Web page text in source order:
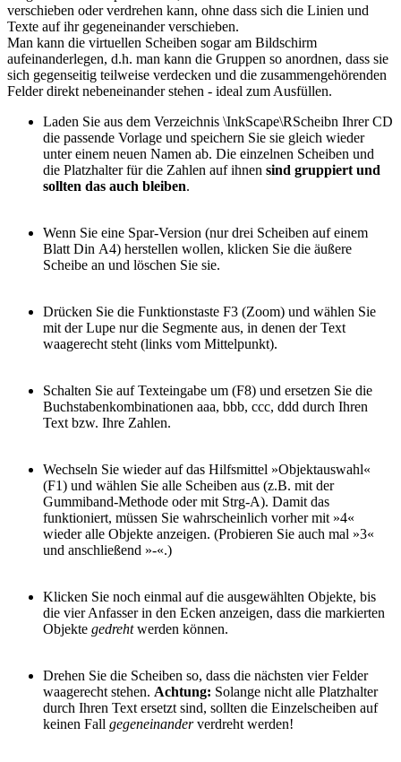
verschieben oder verdrehen kann, ohne dass sich die Linien und
Texte auf ihr gegeneinander verschieben.
Man kann die virtuellen Scheiben sogar am Bildschirm
aufeinanderlegen, d.h. man kann die Gruppen so anordnen, dass sie
sich gegenseitig teilweise verdecken und die zusammengehörenden
Felder direkt nebeneinander stehen - ideal zum Ausfüllen.
Laden Sie aus dem Verzeichnis \InkScape\RScheibn Ihrer CD
die passende Vorlage und speichern Sie sie gleich wieder
unter einem neuen Namen ab. Die einzelnen Scheiben und
die Platzhalter für die Zahlen auf ihnen sind gruppiert und
sollten das auch bleiben.
Wenn Sie eine Spar-Version (nur drei Scheiben auf einem
Blatt Din A4) herstellen wollen, klicken Sie die äußere
Scheibe an und löschen Sie sie.
Drücken Sie die Funktionstaste F3 (Zoom) und wählen Sie
mit der Lupe nur die Segmente aus, in denen der Text
waagerecht steht (links vom Mittelpunkt).
Schalten Sie auf Texteingabe um (F8) und ersetzen Sie die
Buchstabenkombinationen aaa, bbb, ccc, ddd durch Ihren
Text bzw. Ihre Zahlen.
Wechseln Sie wieder auf das Hilfsmittel »Objektauswahl«
(F1) und wählen Sie alle Scheiben aus (z.B. mit der
Gummiband-Methode oder mit Strg-A). Damit das
funktioniert, müssen Sie wahrscheinlich vorher mit »4«
wieder alle Objekte anzeigen. (Probieren Sie auch mal »3«
und anschließend »-«.)
Klicken Sie noch einmal auf die ausgewählten Objekte, bis
die vier Anfasser in den Ecken anzeigen, dass die markierten
Objekte gedrehtwerden können.
Drehen Sie die Scheiben so, dass die nächsten vier Felder
waagerecht stehen. Achtung: Solange nicht alle Platzhalter
durch Ihren Text ersetzt sind, sollten die Einzelscheiben auf
keinen Fall gegeneinanderverdreht werden!